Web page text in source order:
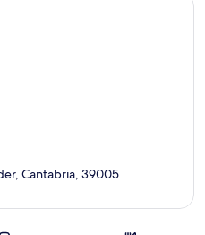
Cantabria, 39005